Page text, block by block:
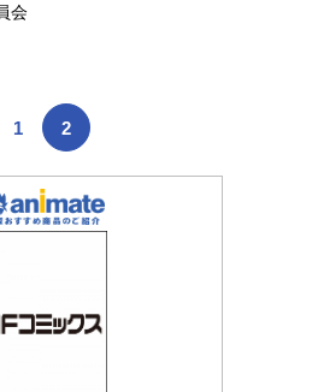
会
1 2